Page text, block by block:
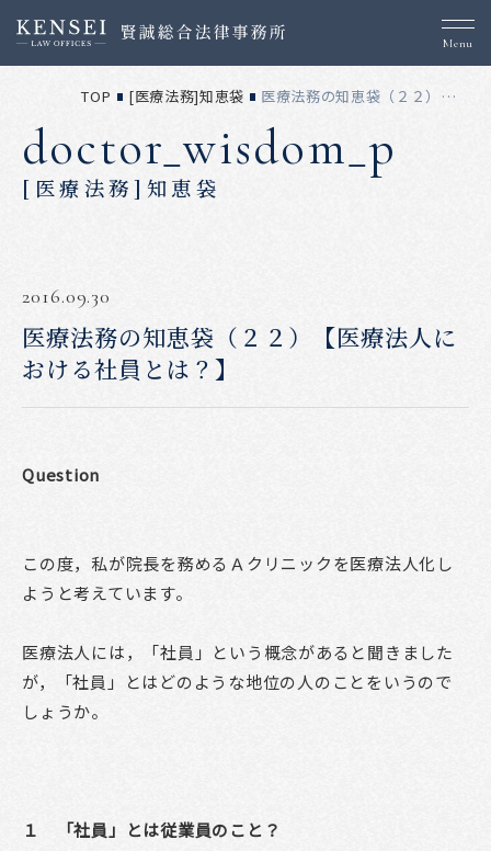
Menu
TOP [医療法務]知恵袋 医療法務の知恵袋（２２）【医療法人における社員とは？】
doctor_wisdom_p
[医療法務]知恵袋
2016.09.30
医療法務の知恵袋（２２）【医療法人に
おける社員とは？】
Question
この度，私が院長を務めるＡクリニックを医療法人化し
ようと考えています。
医療法人には，「社員」という概念があると聞きました
が，「社員」とはどのような地位の人のことをいうので
しょうか。
１ 「社員」とは従業員のこと？